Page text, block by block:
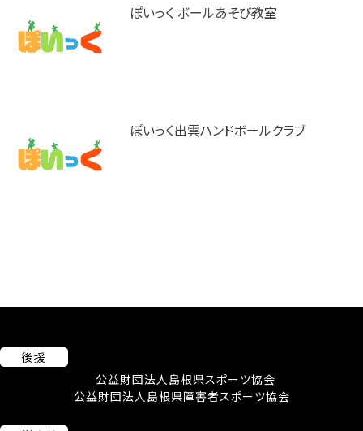
ぽいっく ボールあそび教室
ぽいっく出雲ハンドボールクラブ
後援
公益財団法人島根県スポーツ協会
公益財団法人島根県障害者スポーツ協会